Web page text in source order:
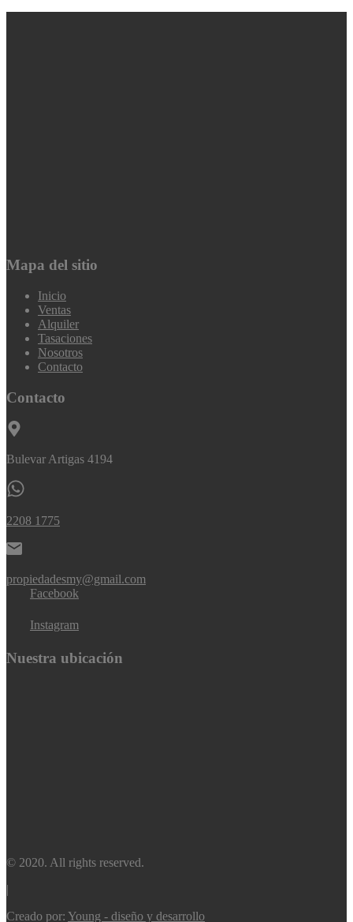
Mapa del sitio
Inicio
Ventas
Alquiler
Tasaciones
Nosotros
Contacto
Contacto
Bulevar Artigas 4194
2208 1775
propiedadesmy@gmail.com
Facebook
Instagram
Nuestra ubicación
© 2020. All rights reserved.
|
Creado por: Young - diseño y desarrollo